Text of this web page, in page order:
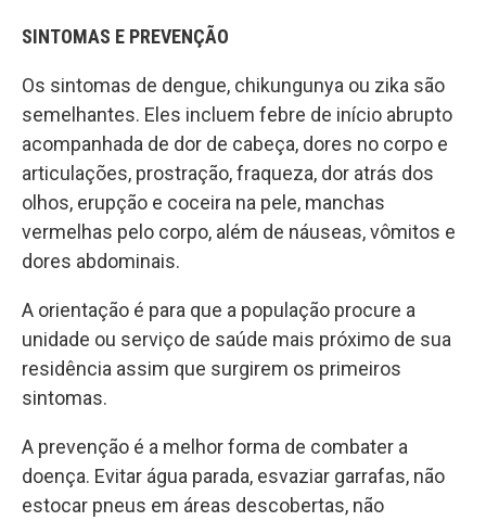
SINTOMAS E PREVENÇÃO
Os sintomas de dengue, chikungunya ou zika são
semelhantes. Eles incluem febre de início abrupto
acompanhada de dor de cabeça, dores no corpo e
articulações, prostração, fraqueza, dor atrás dos
olhos, erupção e coceira na pele, manchas
vermelhas pelo corpo, além de náuseas, vômitos e
dores abdominais.
A orientação é para que a população procure a
unidade ou serviço de saúde mais próximo de sua
residência assim que surgirem os primeiros
sintomas.
A prevenção é a melhor forma de combater a
doença. Evitar água parada, esvaziar garrafas, não
estocar pneus em áreas descobertas, não